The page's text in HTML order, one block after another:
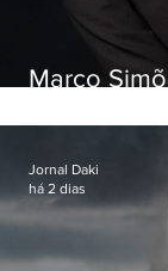
Marco
Jornal Daki
há 2 dias